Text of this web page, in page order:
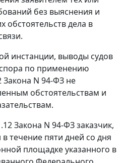
без выяснения и
обстоятельств дела в
инстанции, выводы судов
по применению
Закона N 94-ФЗ не
обстоятельствам и
Закона N 94-ФЗ заказчик,
течение пяти дней со дня
площадке указанного в